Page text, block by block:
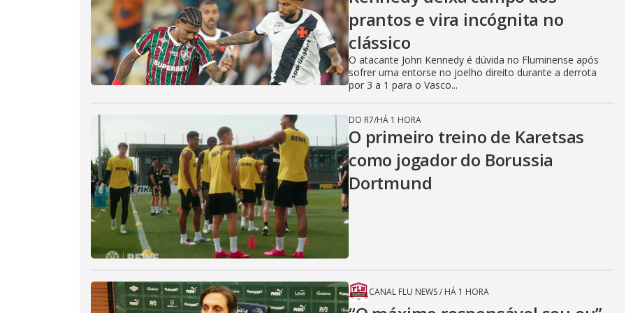
prantos e vira incógnita no
clássico
O atacante John Kennedy é dúvida no Fluminense após
sofrer uma entorse no joelho direito durante a derrota
por 3 a 1 para o Vasco...
DO R7/HÁ 1 HORA
O primeiro treino de Karetsas
como jogador do Borussia
Dortmund
CANAL FLU NEWS/ HÁ 1 HORA